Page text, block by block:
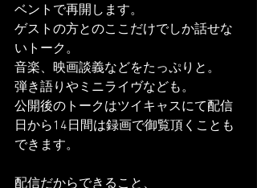
ベントで再開します。
ゲストの方とのここだけでしか話せな
いトーク。
音楽、映画談義などをたっぷりと。
弾き語りやミニライヴなども。
公開後のトークはツイキャスにて配信
日から14日間は録画で御覧頂くことも
できます。
配信だからできること、